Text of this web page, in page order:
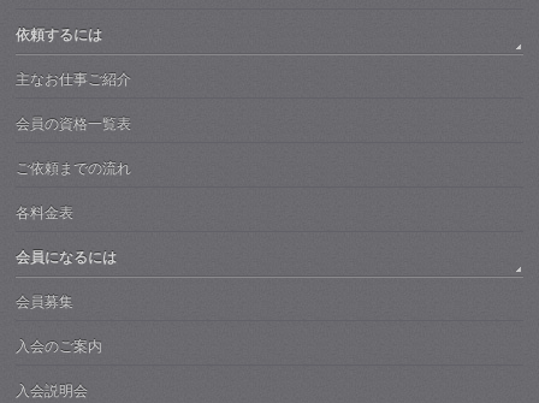
依頼するには
主なお仕事ご紹介
会員の資格一覧表
ご依頼までの流れ
各料金表
会員になるには
会員募集
入会のご案内
入会説明会